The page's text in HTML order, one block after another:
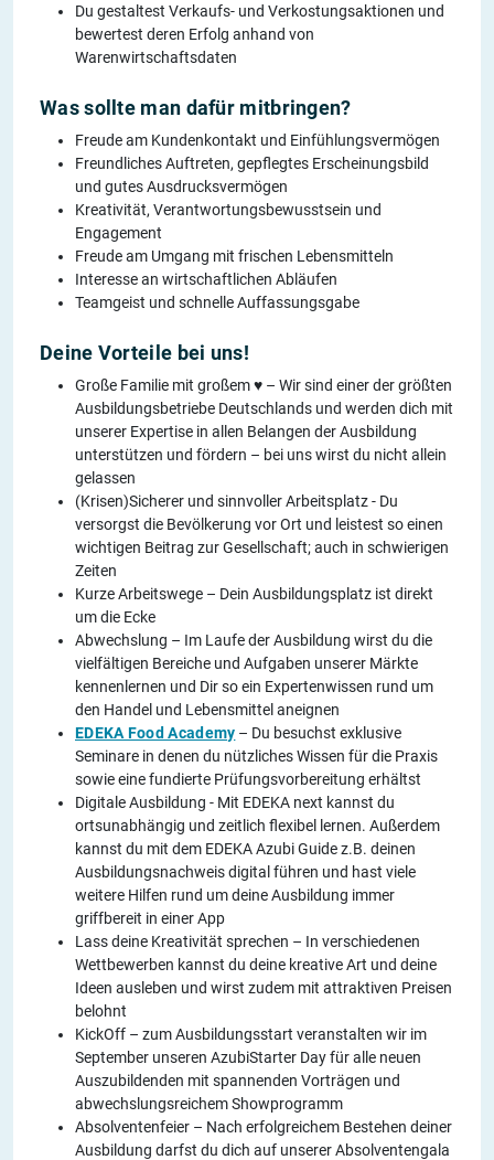
Du gestaltest Verkaufs- und Verkostungsaktionen und
bewertest deren Erfolg anhand von
Warenwirtschaftsdaten
Was sollte man dafür mitbringen?
Freude am Kundenkontakt und Einfühlungsvermögen
Freundliches Auftreten, gepflegtes Erscheinungsbild
und gutes Ausdrucksvermögen
Kreativität, Verantwortungsbewusstsein und
Engagement
Freude am Umgang mit frischen Lebensmitteln
Interesse an wirtschaftlichen Abläufen
Teamgeist und schnelle Auffassungsgabe
Deine Vorteile bei uns!
Große Familie mit großem ♥ – Wir sind einer der größten
Ausbildungsbetriebe Deutschlands und werden dich mit
unserer Expertise in allen Belangen der Ausbildung
unterstützen und fördern – bei uns wirst du nicht allein
gelassen
(Krisen)Sicherer und sinnvoller Arbeitsplatz - Du
versorgst die Bevölkerung vor Ort und leistest so einen
wichtigen Beitrag zur Gesellschaft; auch in schwierigen
Zeiten
Kurze Arbeitswege – Dein Ausbildungsplatz ist direkt
um die Ecke
Abwechslung – Im Laufe der Ausbildung wirst du die
vielfältigen Bereiche und Aufgaben unserer Märkte
kennenlernen und Dir so ein Expertenwissen rund um
den Handel und Lebensmittel aneignen
EDEKA Food Academy – Du besuchst exklusive
Seminare in denen du nützliches Wissen für die Praxis
sowie eine fundierte Prüfungsvorbereitung erhältst
Digitale Ausbildung - Mit EDEKA next kannst du
ortsunabhängig und zeitlich flexibel lernen. Außerdem
kannst du mit dem EDEKA Azubi Guide z.B. deinen
Ausbildungsnachweis digital führen und hast viele
weitere Hilfen rund um deine Ausbildung immer
griffbereit in einer App
Lass deine Kreativität sprechen – In verschiedenen
Wettbewerben kannst du deine kreative Art und deine
Ideen ausleben und wirst zudem mit attraktiven Preisen
belohnt
KickOff – zum Ausbildungsstart veranstalten wir im
September unseren AzubiStarter Day für alle neuen
Auszubildenden mit spannenden Vorträgen und
abwechslungsreichem Showprogramm
Absolventenfeier – Nach erfolgreichem Bestehen deiner
Ausbildung darfst du dich auf unserer Absolventengala